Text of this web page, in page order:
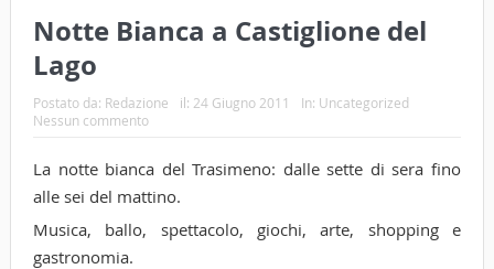
Notte Bianca a Castiglione del
Lago
Postato da: Redazione il: 24 Giugno 2011 In: Uncategorized
Nessun commento
La notte bianca del Trasimeno: dalle sette di sera fino
alle sei del mattino.
Musica, ballo, spettacolo, giochi, arte, shopping e
gastronomia.